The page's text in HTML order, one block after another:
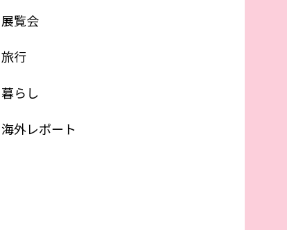
展覧会
旅行
暮らし
海外レポート